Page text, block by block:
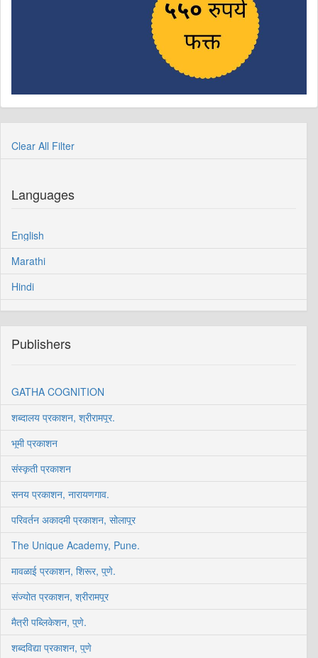
Clear All Filter
Languages
English
Marathi
Hindi
Publishers
GATHA COGNITION
शब्दालय प्रकाशन, श्रीरामपूर.
भूमी प्रकाशन
संस्कृती प्रकाशन
सनय प्रकाशन, नारायणगाव.
परिवर्तन अकादमी प्रकाशन, सोलापूर
The Unique Academy, Pune.
मावळाई प्रकाशन, शिरूर, पुणे.
संज्योत प्रकाशन, श्रीरामपूर
मैत्री पब्लिकेशन, पुणे.
शब्दविद्या प्रकाशन, पुणे